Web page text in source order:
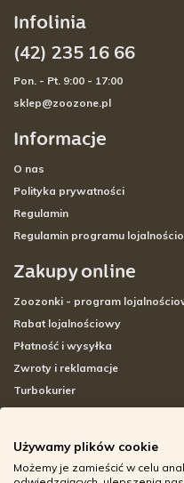
Informacje
O nas
Polityka prywatności
Regulamin
Regulamin programu
Zakupy online
Zoozonki - program
Rabat lojalnościowy
Płatność i wysyłka
Zwroty i reklamacje
Turbokurier
Adresy sklepów stacjonarnych
Godziny otwarcia sklepów
Infolinia
(42) 235 16 66
Pon. - Pt. 9:00 - 17:00
sklep@zoozone.pl
Używamy plików cookie
Możemy je zamieścić w celu